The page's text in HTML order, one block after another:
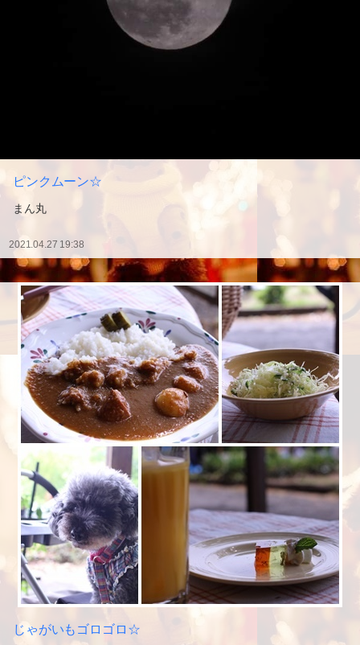
ピンクムーン☆
まん丸
2021.04.27 19:38
じゃがいもゴロゴロ☆